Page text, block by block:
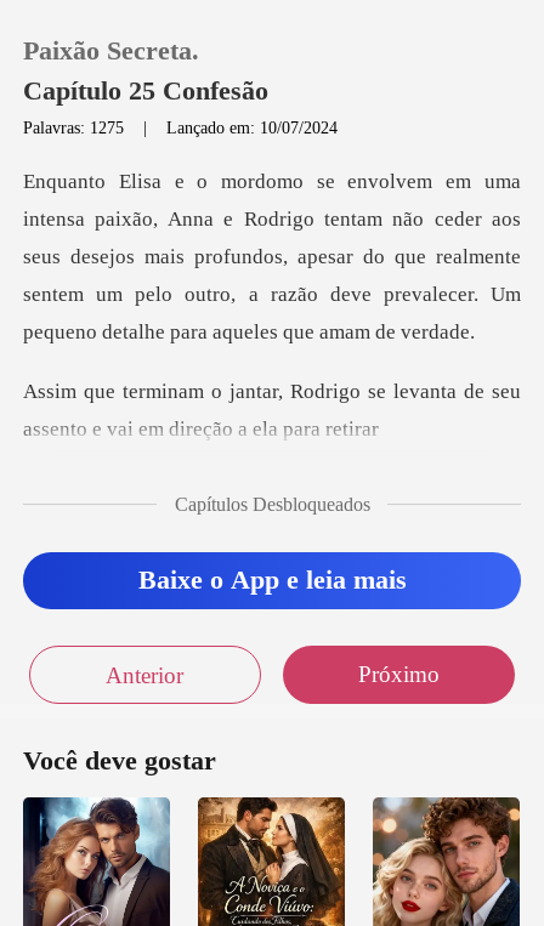
0
Loja
Sair
Paixão Secreta.
Capítulo 25 Confesão
Palavras: 1275 |Lançado em: 10/07/2024
não ceder aos
seus desejos mais profundos, apesar do que realmente
sentem um pelo
rigo se levanta de seu
assento e
Capítulos Desbloqueados
Baixe o App e leia mais
Anterior Próximo
Você deve gostar